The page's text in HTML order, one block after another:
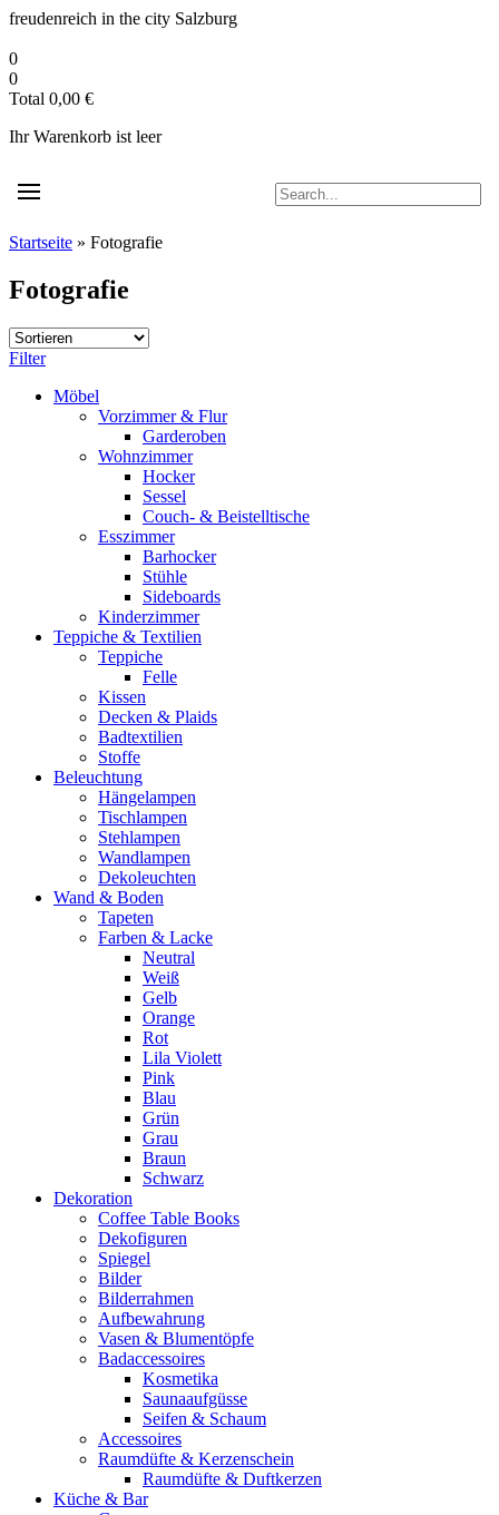
Zum
springen
freudenreich in the city Salzburg
0
0
Total 0,00 €
Ihr Warenkorb ist leer
Startseite » Fotografie
Fotografie
Filter
Möbel
Vorzimmer & Flur
Garderoben
Wohnzimmer
Hocker
Sessel
Couch- & Beistelltische
Esszimmer
Barhocker
Stühle
Sideboards
Kinderzimmer
Teppiche & Textilien
Teppiche
Felle
Kissen
Decken & Plaids
Badtextilien
Stoffe
Beleuchtung
Hängelampen
Tischlampen
Stehlampen
Wandlampen
Dekoleuchten
Wand & Boden
Tapeten
Farben & Lacke
Neutral
Weiß
Gelb
Orange
Rot
Lila Violett
Pink
Blau
Grün
Grau
Braun
Schwarz
Dekoration
Coffee Table Books
Dekofiguren
Spiegel
Bilder
Bilderrahmen
Aufbewahrung
Vasen & Blumentöpfe
Badaccessoires
Kosmetika
Saunaaufgüsse
Seifen & Schaum
Accessoires
Raumdüfte & Kerzenschein
Raumdüfte & Duftkerzen
Küche & Bar